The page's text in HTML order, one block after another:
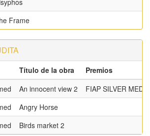
Frame
Título de la obra
Premios
An innocent view 2
FIAP SILVER
Angry Horse
Birds market 2